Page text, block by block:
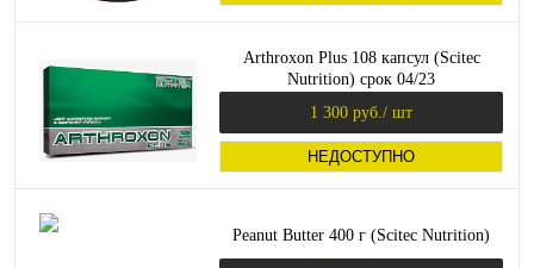
Arthroxon Plus 108 капсул (Scitec
Nutrition) срок 04/23
1 300 руб. / шт
НЕДОСТУПНО
Peanut Butter 400 г (Scitec Nutrition)